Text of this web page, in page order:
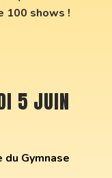
100 shows !
5 JUIN
Gymnase